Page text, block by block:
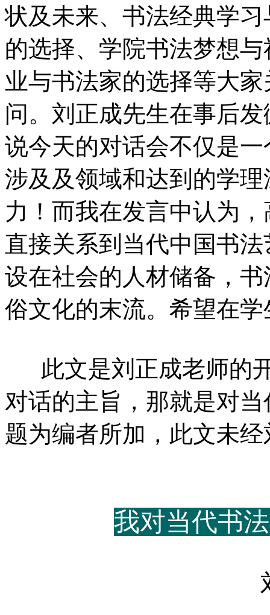
状及未来、书法经典学
的选择、学院书法梦想
业与书法家的选择等大
问。刘正成先生在事后
说今天的对话会不仅是
涉及及领域和达到的学
力！而我在发言中认为
直接关系到当代中国书
设在社会的人材储备，
俗文化的末流。希望在
此文是刘正成老师的
对话的主旨，那就是对
题为编者所加，此文未
我对当代书